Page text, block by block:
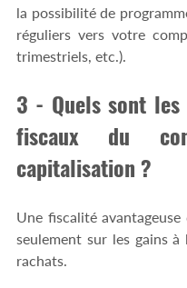
la possibilité de
réguliers vers votre
trimestriels, etc.).
3 - Quels sont les
fiscaux du
capitalisation ?
Une fiscalité avantageuse
seulement sur les gains à
rachats.